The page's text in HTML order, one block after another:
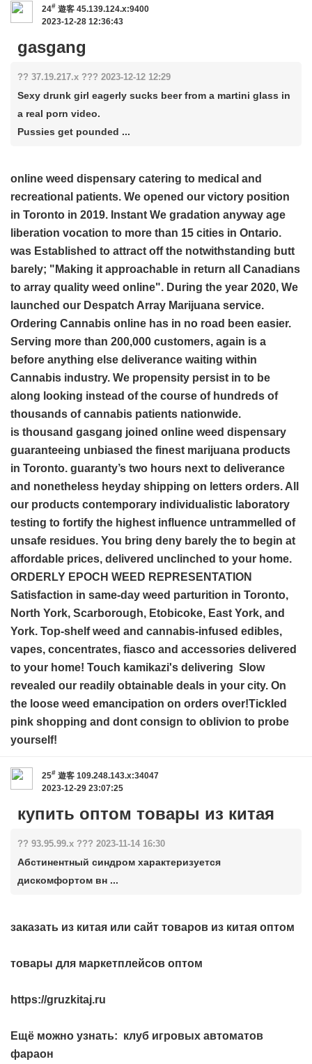
24# 遊客 45.139.124.x:9400
2023-12-28 12:36:43
gasgang
?? 37.19.217.x ??? 2023-12-12 12:29
Sexy drunk girl eagerly sucks beer from a martini glass in
a real porn video.
Pussies get pounded ...
online weed dispensary catering to medical and
recreational patients. We opened our victory position
in Toronto in 2019. Instant We gradation anyway age
liberation vocation to more than 15 cities in Ontario.
was Established to attract off the notwithstanding butt
barely; "Making it approachable in return all Canadians
to array quality weed online". During the year 2020, We
launched our Despatch Array Marijuana service.
Ordering Cannabis online has in no road been easier.
Serving more than 200,000 customers, again is a
before anything else deliverance waiting within
Cannabis industry. We propensity persist in to be
along looking instead of the course of hundreds of
thousands of cannabis patients nationwide.
is thousand gasgang joined online weed dispensary
guaranteeing unbiased the finest marijuana products
in Toronto. guaranty’s two hours next to deliverance
and nonetheless heyday shipping on letters orders. All
our products contemporary individualistic laboratory
testing to fortify the highest influence untrammelled of
unsafe residues. You bring deny barely the to begin at
affordable prices, delivered unclinched to your home.
ORDERLY EPOCH WEED REPRESENTATION
Satisfaction in same-day weed parturition in Toronto,
North York, Scarborough, Etobicoke, East York, and
York. Top-shelf weed and cannabis-infused edibles,
vapes, concentrates, fiasco and accessories delivered
to your home! Touch kamikazi's delivering Slow
revealed our readily obtainable deals in your city. On
the loose weed emancipation on orders over!Tickled
pink shopping and dont consign to oblivion to probe
yourself!
25# 遊客 109.248.143.x:34047
2023-12-29 23:07:25
купить оптом товары из китая
?? 93.95.99.x ??? 2023-11-14 16:30
Абстинентный синдром характеризуется
дискомфортом вн ...
заказать из китая или сайт товаров из китая оптом
товары для маркетплейсов оптом
https://gruzkitaj.ru
Ещё можно узнать: клуб игровых автоматов
фараон